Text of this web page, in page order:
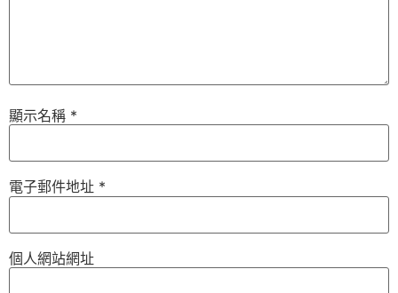
顯示名稱 *
電子郵件地址 *
個人網站網址